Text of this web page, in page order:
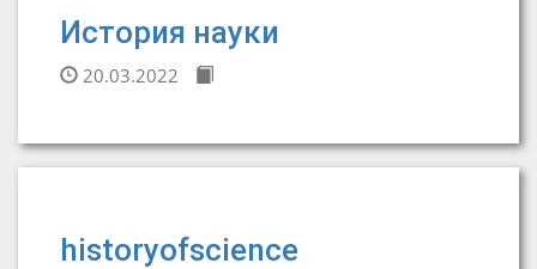
История науки
20.03.2022
historyofscience